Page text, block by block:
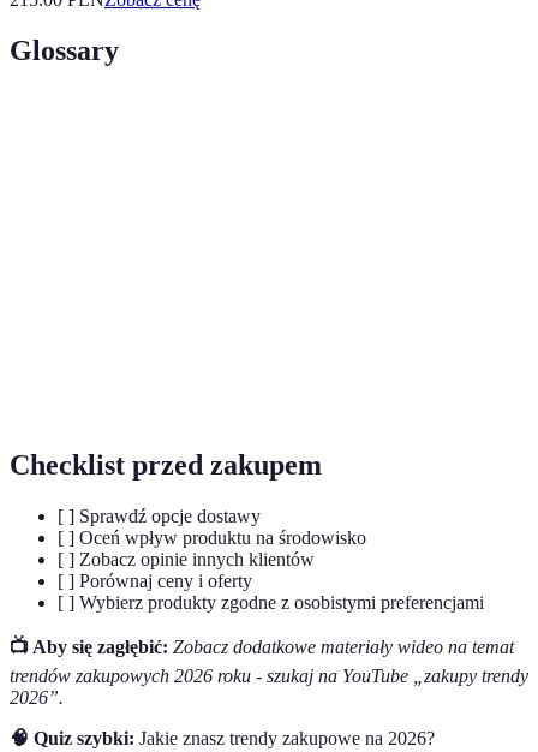
Glossary
Checklist przed zakupem
[ ] Sprawdź opcje dostawy
[ ] Oceń wpływ produktu na środowisko
[ ] Zobacz opinie innych klientów
[ ] Porównaj ceny i oferty
[ ] Wybierz produkty zgodne z osobistymi preferencjami
📺 Aby się zagłębić: Zobacz dodatkowe materiały wideo na temat
trendów zakupowych 2026 roku - szukaj na YouTube „zakupy trendy
2026”.
🧠 Quiz szybki: Jakie znasz trendy zakupowe na 2026?